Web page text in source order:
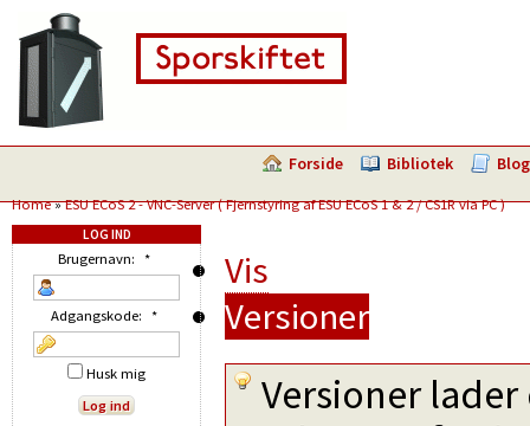
Forside Bibliotek Blog
Home»ESU ECoS 2 - VNC-Server ( Fjernstyring af ESU ECoS 1 & 2 / CS1R via PC )
Vis
Versioner
Versioner
LOG IND
Brugernavn: *
Adgangskode: *
Husk mig